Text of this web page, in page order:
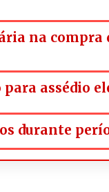
na compra
para assédio
durante